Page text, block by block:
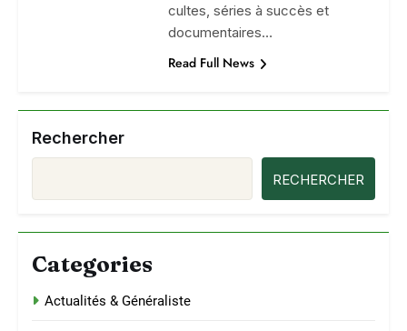
cultes, séries à succès et
documentaires…
Read Full News
Rechercher
RECHERCHER
Categories
Actualités & Généraliste